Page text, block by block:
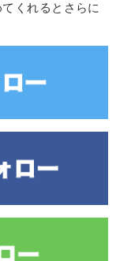
くれるとさらに